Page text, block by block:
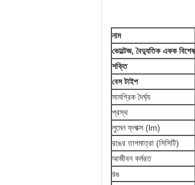
নাম
ভোল্টেজ, বৈদ্যুতিক একক বিশেষ
শক্তি
বেস টাইপ
সামগ্রিক দৈর্ঘ্য
প্রস্থ
লুমেন ফ্লাক্স (lm)
রঙের তাপমাত্রা (সিসিটি)
আজীবন কর্মরত
রঙ